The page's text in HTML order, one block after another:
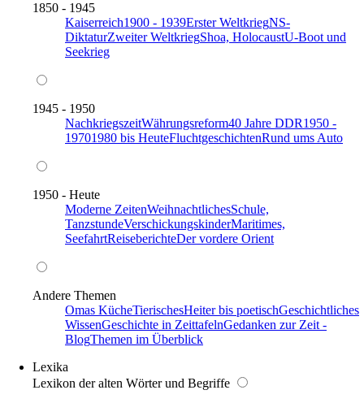
1850 - 1945
Kaiserreich1900 - 1939Erster WeltkriegNS-
DiktaturZweiter WeltkriegShoa, HolocaustU-Boot und
Seekrieg
1945 - 1950
NachkriegszeitWährungsreform40 Jahre DDR1950 -
19701980 bis HeuteFluchtgeschichtenRund ums Auto
1950 - Heute
Moderne ZeitenWeihnachtlichesSchule,
TanzstundeVerschickungskinderMaritimes,
SeefahrtReiseberichteDer vordere Orient
Andere Themen
Omas KücheTierischesHeiter bis poetischGeschichtliches
WissenGeschichte in ZeittafelnGedanken zur Zeit -
BlogThemen im Überblick
Lexika
Lexikon der alten Wörter und Begriffe